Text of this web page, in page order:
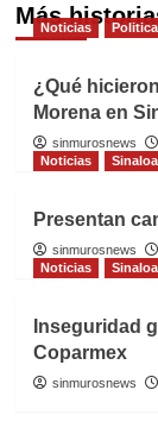
MásNoticias Politica
¿Qué
Morena en
sinmurosnews
Noticias
Sinaloa
Presentan
sinmurosnews
Noticias
Sinaloa
Inseguridad
Coparmex
sinmurosnews